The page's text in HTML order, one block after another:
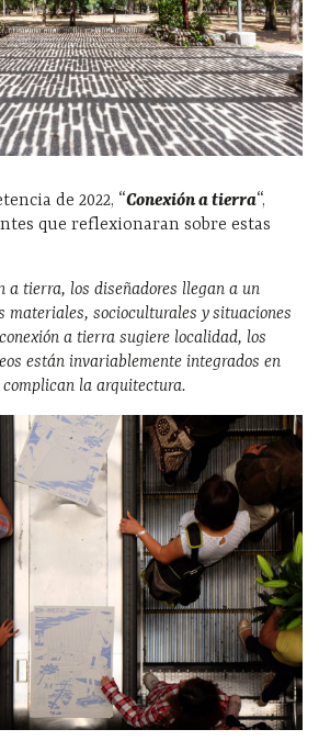
de 2022, “Conexión a tierra“,
que reflexionaran sobre estas
a tierra, los diseñadores llegan a un
materiales, socioculturales y situaciones
a tierra sugiere localidad, los
están invariablemente integrados en
la arquitectura.